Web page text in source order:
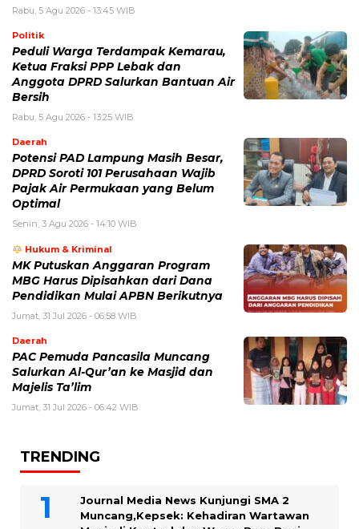
Rabu, 5 Agu 2026 - 13:45 WIB
Politik
Peduli Warga Terdampak Kemarau,
Ketua Fraksi PPP Lebak dan
Anggota DPRD Salurkan Bantuan Air
Bersih
Rabu, 5 Agu 2026 - 13:25 WIB
Daerah
Potensi PAD Lampung Masih Besar,
DPRD Soroti 101 Perusahaan Wajib
Pajak Air Permukaan yang Belum
Optimal
Senin, 3 Agu 2026 - 14:10 WIB
Hukum & Kriminal
MK Putuskan Anggaran Program
MBG Harus Dipisahkan dari Dana
Pendidikan Mulai APBN Berikutnya
Jumat, 31 Jul 2026 - 06:58 WIB
Daerah
PAC Pemuda Pancasila Muncang
Salurkan Al-Qur’an ke Masjid dan
Majelis Ta’lim
Jumat, 31 Jul 2026 - 06:42 WIB
TRENDING
Journal Media News Kunjungi SMA 2
Muncang,Kepsek: Kehadiran Wartawan